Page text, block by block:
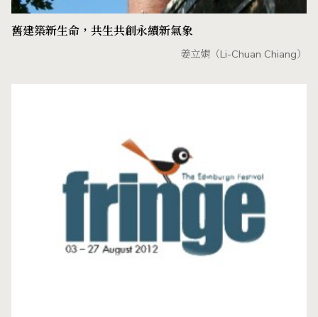
舊建築新生命，共生共創永續新氣象
姜立娟（Li-Chuan Chiang）